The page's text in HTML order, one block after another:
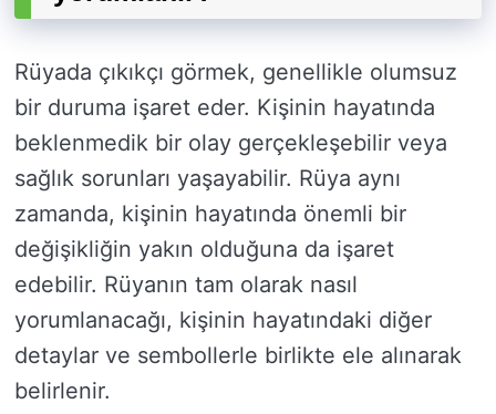
Rüyada çıkıkçı görmek, genellikle olumsuz
bir duruma işaret eder. Kişinin hayatında
beklenmedik bir olay gerçekleşebilir veya
sağlık sorunları yaşayabilir. Rüya aynı
zamanda, kişinin hayatında önemli bir
değişikliğin yakın olduğuna da işaret
edebilir. Rüyanın tam olarak nasıl
yorumlanacağı, kişinin hayatındaki diğer
detaylar ve sembollerle birlikte ele alınarak
belirlenir.